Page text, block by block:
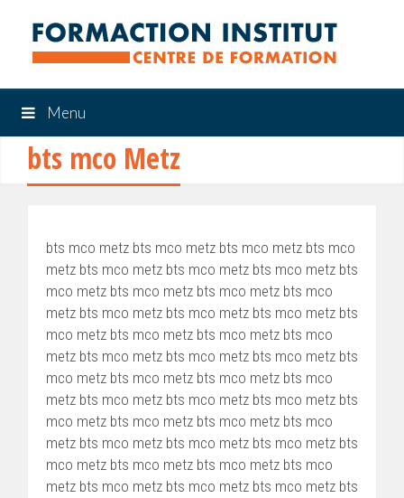
Menu
bts mco Metz
bts mco metz bts mco metz bts mco metz bts mco
metz bts mco metz bts mco metz bts mco metz bts
mco metz bts mco metz bts mco metz bts mco
metz bts mco metz bts mco metz bts mco metz bts
mco metz bts mco metz bts mco metz bts mco
metz bts mco metz bts mco metz bts mco metz bts
mco metz bts mco metz bts mco metz bts mco
metz bts mco metz bts mco metz bts mco metz bts
mco metz bts mco metz bts mco metz bts mco
metz bts mco metz bts mco metz bts mco metz bts
mco metz bts mco metz bts mco metz bts mco
metz bts mco metz bts mco metz bts mco metz bts